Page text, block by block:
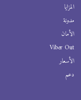
المزايا
مدونة
الأمان
Viber Out
الأسعار
دعم